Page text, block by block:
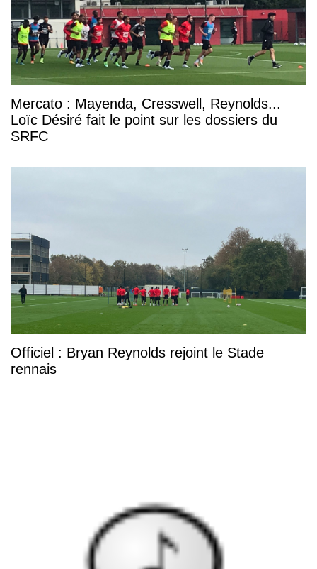
Mercato : Mayenda, Cresswell, Reynolds...
Loïc Désiré fait le point sur les dossiers du
SRFC
Officiel : Bryan Reynolds rejoint le Stade
rennais